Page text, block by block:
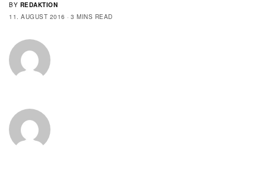
BY REDAKTION
11. AUGUST 2016
3 MINS READ